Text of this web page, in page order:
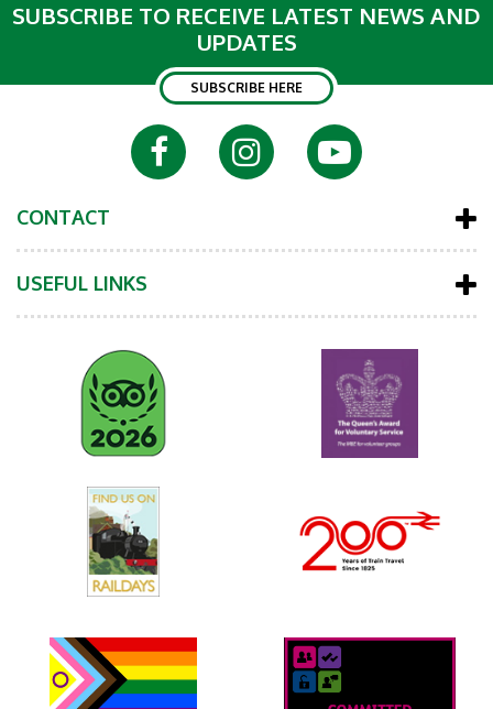
SUBSCRIBE TO RECEIVE LATEST NEWS AND
UPDATES
SUBSCRIBE HERE
CONTACT
USEFUL LINKS